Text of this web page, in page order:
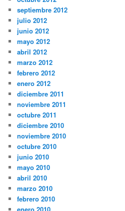
septiembre 2012
julio 2012
junio 2012
mayo 2012
abril 2012
marzo 2012
febrero 2012
enero 2012
diciembre 2011
noviembre 2011
octubre 2011
diciembre 2010
noviembre 2010
octubre 2010
junio 2010
mayo 2010
abril 2010
marzo 2010
febrero 2010